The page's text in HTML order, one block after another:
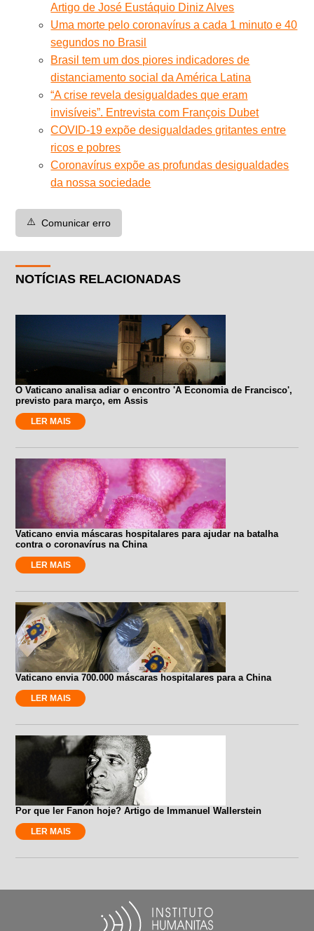
Artigo de José Eustáquio Diniz Alves
Uma morte pelo coronavírus a cada 1 minuto e 40
segundos no Brasil
Brasil tem um dos piores indicadores de
distanciamento social da América Latina
“A crise revela desigualdades que eram
invisíveis”. Entrevista com François Dubet
COVID-19 expõe desigualdades gritantes entre
ricos e pobres
Coronavírus expõe as profundas desigualdades
da nossa sociedade
⚠️ Comunicar erro
NOTÍCIAS RELACIONADAS
O Vaticano analisa adiar o encontro 'A Economia de Francisco',
previsto para março, em Assis
LER MAIS
Vaticano envia máscaras hospitalares para ajudar na batalha
contra o coronavírus na China
LER MAIS
Vaticano envia 700.000 máscaras hospitalares para a China
LER MAIS
Por que ler Fanon hoje? Artigo de Immanuel Wallerstein
LER MAIS